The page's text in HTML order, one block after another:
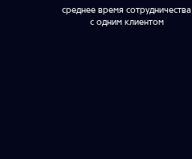
среднее время сотрудничества
с одним клиентом